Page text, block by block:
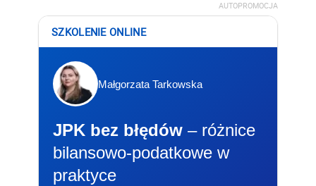
AUTOPROMOCJA
SZKOLENIE ONLINE
Małgorzata Tarkowska
JPK bez błędów – różnice
bilansowo-podatkowe w
praktyce